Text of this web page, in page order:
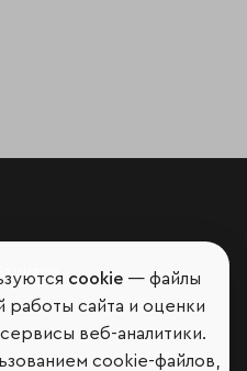
cookie — файлы
работы сайта и оценки
веб-аналитики.
cookie-файлов,